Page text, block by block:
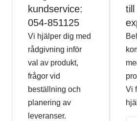
kundservice:
054-851125
Vi hjälper dig med
rådgivning inför
val av produkt,
frågor vid
beställning och
planering av
leveranser.
till
Vi